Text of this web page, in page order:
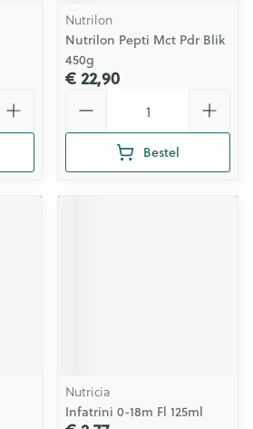
Nutrilon
Nutrilon Pepti Mct Pdr Blik
450g
€ 22,90
Bestel
Nutricia
Infatrini 0-18m Fl 125ml